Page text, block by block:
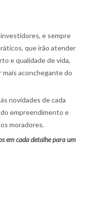
e sempre
que irão atender
e qualidade de vida,
mais aconchegante do
novidades de cada
empreendimento e
moradores.
em cada detalhe para um